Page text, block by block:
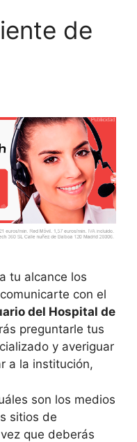
de
tu alcance los
con el
del Hospital de
preguntarle tus
y averiguar
a la institución,
son los medios
sitios de
que deberás